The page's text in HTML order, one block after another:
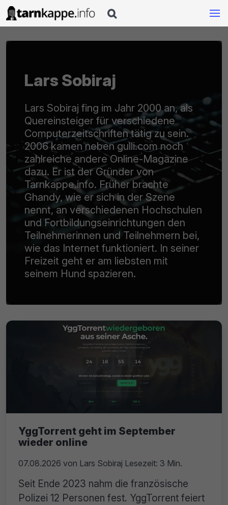

Lars Sobiraj
Lars Sobiraj fing im Jahr 2000 an, als
Quereinsteiger für verschiedene
Computerzeitschriften tätig zu sein.
2006 kamen neben gulli.com noch
zahlreiche andere Online-Magazine
dazu. Er ist der Gründer von
Tarnkappe.info. Früher brachte
Ghandy, wie er sich in der Szene
nennt, an verschiedenen Hochschulen
und Fortbildungseinrichtungen den
Teilnehmerinnen und Teilnehmern bei,
wie das Internet funktioniert. In seiner
Freizeit geht er am liebsten mit
seinem Hund spazieren.
YggTorrent geht im September
wieder online
07.08.2026 von Lars Sobiraj Lesezeit: 3 Min.
Seit Ende 2023 nahm die französische
Polizei 12 Personen fest. YggTorrent feiert